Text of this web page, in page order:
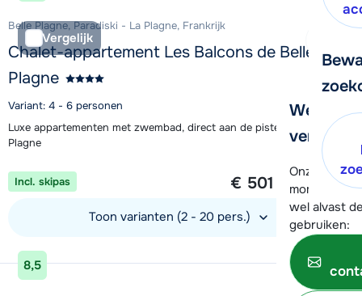
We
verder!
Onze
moment
wel alvast
gebruiken:
Vergelijk
Belle Plagne, Paradiski - La Plagne, Frankrijk
Chalet-appartement Les Balcons de Belle
Plagne
Variant: 4 - 6 personen
Luxe appartementen met zwembad, direct aan de piste in Belle
Plagne
1 week vanaf
€ 501 per persoon
Incl. skipas
Toon varianten (2 - 20 pers.)
Bekijk accommodatie
8,5